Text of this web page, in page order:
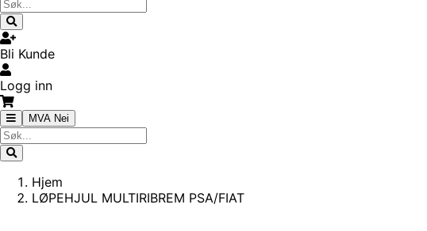
Bli Kunde
Logg inn
MVA Nei
Hjem
LØPEHJUL MULTIRIBREM PSA/FIAT